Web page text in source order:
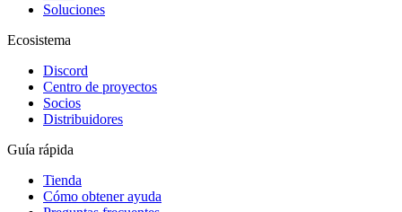
Soluciones
Ecosistema
Discord
Centro de proyectos
Socios
Distribuidores
Guía rápida
Tienda
Cómo obtener ayuda